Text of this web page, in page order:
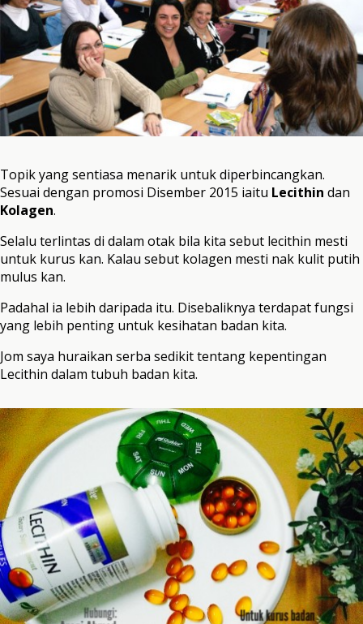
Topik yang sentiasa menarik untuk diperbincangkan.
Sesuai dengan promosi Disember 2015 iaitu Lecithin dan
Kolagen.
Selalu terlintas di dalam otak bila kita sebut lecithin mesti
untuk kurus kan. Kalau sebut kolagen mesti nak kulit putih
mulus kan.
Padahal ia lebih daripada itu. Disebaliknya terdapat fungsi
yang lebih penting untuk kesihatan badan kita.
Jom saya huraikan serba sedikit tentang kepentingan
Lecithin dalam tubuh badan kita.